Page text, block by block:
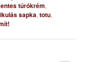
túrókrém,
sapka,totu,